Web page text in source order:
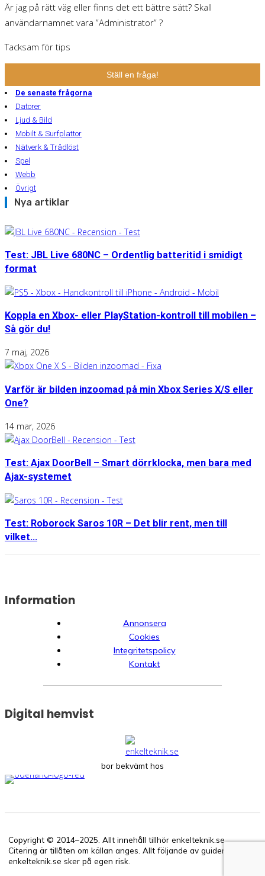
Är jag på rätt väg eller finns det ett bättre sätt? Skall
användarnamnet vara ”Administrator” ?
Tacksam för tips
Ställ en fråga!
De senaste frågorna
Datorer
Ljud & Bild
Mobilt & Surfplattor
Nätverk & Trådlöst
Spel
Webb
Övrigt
Nya artiklar
Test: JBL Live 680NC – Ordentlig batteritid i smidigt
format
Koppla en Xbox- eller PlayStation-kontroll till mobilen –
Så gör du!
7 maj, 2026
Varför är bilden inzoomad på min Xbox Series X/S eller
One?
14 mar, 2026
Test: Ajax DoorBell – Smart dörrklocka, men bara med
Ajax-systemet
Test: Roborock Saros 10R – Det blir rent, men till
vilket...
Information
Annonsera
Cookies
Integritetspolicy
Kontakt
Digital hemvist
bor bekvämt hos
Copyright © 2014–2025. Allt innehåll tillhör enkelteknik.se.
Citering är tillåten om källan anges. Allt följande av guiderna på
enkelteknik.se sker på egen risk.